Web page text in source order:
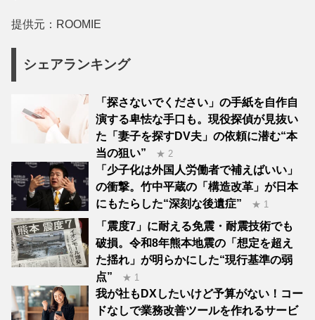
提供元：ROOMIE
シェアランキング
「探さないでください」の手紙を自作自
演する卑怯な手口も。現役探偵が見抜い
た「妻子を探すDV夫」の依頼に潜む“本
当の狙い”
★ 2
「少子化は外国人労働者で補えばいい」
の衝撃。竹中平蔵の「構造改革」が日本
にもたらした“深刻な後遺症”
★ 1
「震度7」に耐える免震・耐震技術でも
破損。令和8年熊本地震の「想定を超え
た揺れ」が明らかにした“現行基準の弱
点”
★ 1
我が社もDXしたいけど予算がない！コー
ドなしで業務改善ツールを作れるサービ